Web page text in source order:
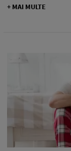
+ MAI MULTE